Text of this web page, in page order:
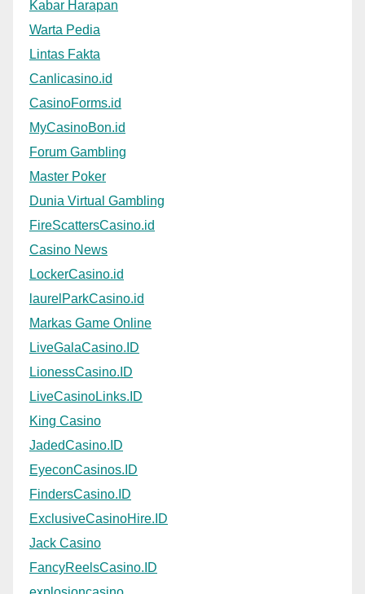
Kabar Harapan
Warta Pedia
Lintas Fakta
Canlicasino.id
CasinoForms.id
MyCasinoBon.id
Forum Gambling
Master Poker
Dunia Virtual Gambling
FireScattersCasino.id
Casino News
LockerCasino.id
laurelParkCasino.id
Markas Game Online
LiveGalaCasino.ID
LionessCasino.ID
LiveCasinoLinks.ID
King Casino
JadedCasino.ID
EyeconCasinos.ID
FindersCasino.ID
ExclusiveCasinoHire.ID
Jack Casino
FancyReelsCasino.ID